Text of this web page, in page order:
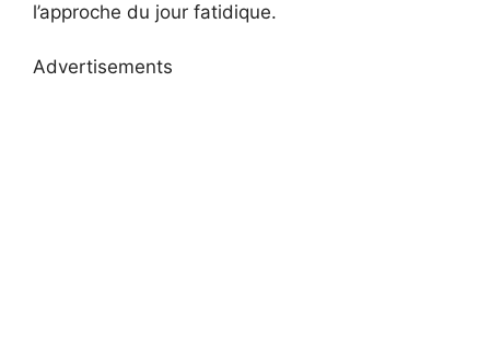
l’approche du jour fatidique.
Advertisements